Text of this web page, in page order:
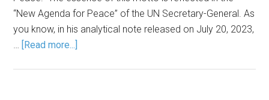
“New Agenda for Peace” of the UN Secretary-General. As
you know, in his analytical note released on July 20, 2023,
… [Read more...]